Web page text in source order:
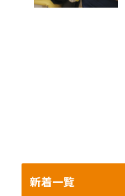
新着一覧